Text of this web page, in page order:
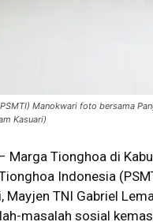
Manokwari foto bersama
Kasuari)
Marga Tionghoa di
Indonesia
TNI Gabriel
masalah sosial